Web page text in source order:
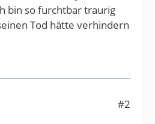
bin so furchtbar traurig
Tod hätte verhindern
#2